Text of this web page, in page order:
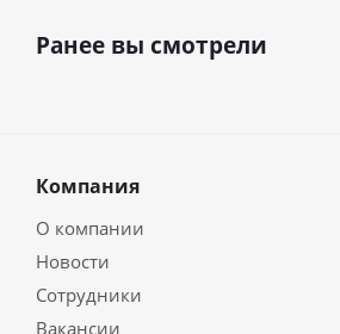
Ранее вы смотрели
Компания
О компании
Новости
Сотрудники
Вакансии